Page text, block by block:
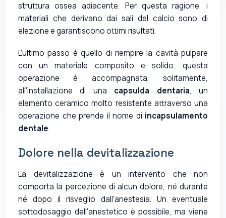
struttura ossea adiacente. Per questa ragione, i
materiali che derivano dai sali del calcio sono di
elezione e garantiscono ottimi risultati.
L'ultimo passo è quello di riempire la cavità pulpare
con un materiale composito e solido; questa
operazione è accompagnata, solitamente,
all'installazione di una capsulda dentaria, un
elemento ceramico molto resistente attraverso una
operazione che prende il nome di incapsulamento
dentale.
Dolore nella devitalizzazione
La devitalizzazione è un intervento che non
comporta la percezione di alcun dolore, né durante
né dopo il risveglio dall'anestesia. Un eventuale
sottodosaggio dell'anestetico è possibile, ma viene